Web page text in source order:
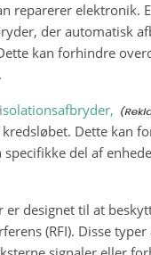
reparerer elektronik.
der automatisk
kan forhindre
Dette kan
del af
designet til at
(RFI). Disse